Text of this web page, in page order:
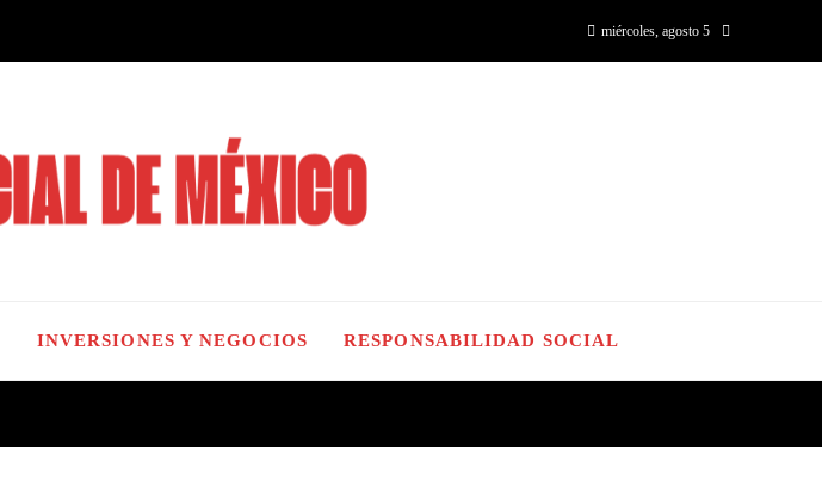
miércoles, agosto 5
INVERSIONES Y NEGOCIOS RESPONSABILIDAD SOCIAL